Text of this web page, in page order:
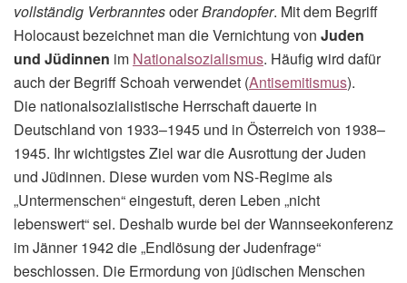
vollständig VerbranntesoderBrandopfer. Mit dem Begriff
Holocaust bezeichnet man die Vernichtung von Juden
und Jüdinnen im Nationalsozialismus. Häufig wird dafür
auch der Begriff Schoah verwendet (Antisemitismus).
Die nationalsozialistische Herrschaft dauerte in
Deutschland von 1933–1945 und in Österreich von 1938–
1945. Ihr wichtigstes Ziel war die Ausrottung der Juden
und Jüdinnen. Diese wurden vom NS-Regime als
„Untermenschen“ eingestuft, deren Leben „nicht
lebenswert“ sei. Deshalb wurde bei der Wannseekonferenz
im Jänner 1942 die „Endlösung der Judenfrage“
beschlossen. Die Ermordung von jüdischen Menschen